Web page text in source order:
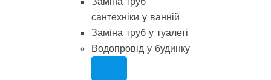
сантехніки у ванній
Заміна труб у туалеті
Водопровід у будинку